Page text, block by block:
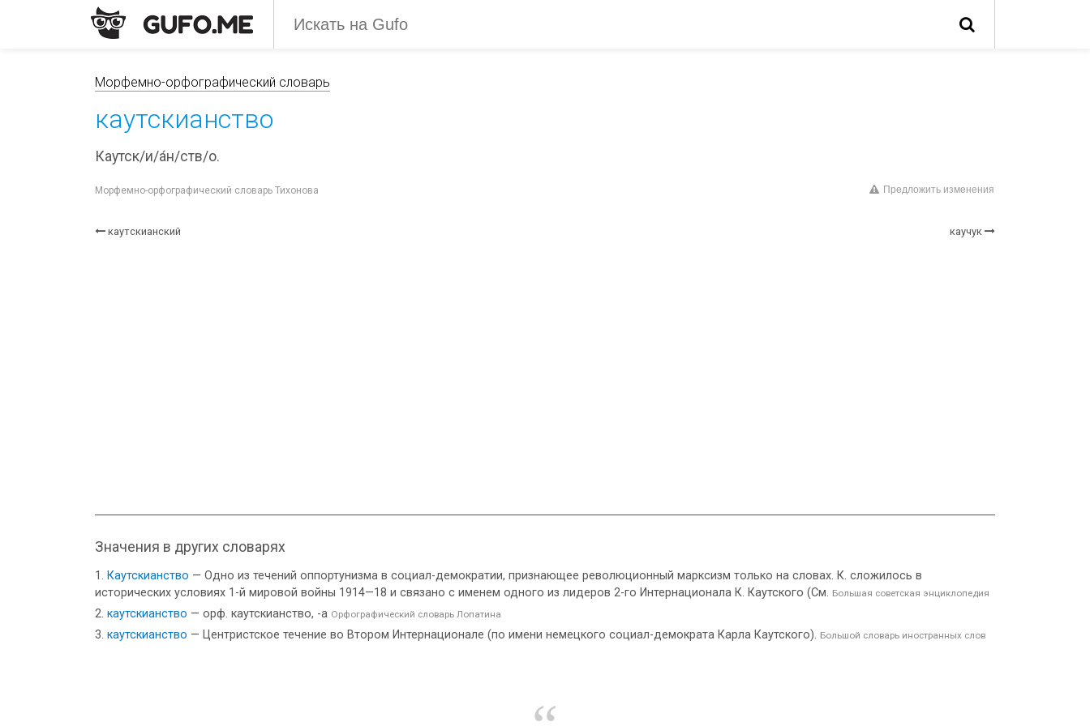
Морфемно-орфографический словарь
каутскианство
Каутск/и/а́н/ств/о.
Морфемно-орфографический словарь Тихонова Предложить изменения
каутскианский каучук
Значения в других словарях
Каутскианство — Одно из течений оппортунизма в социал-демократии, признающее революционный марксизм только на словах. К. сложилось в
исторических условиях 1-й мировой войны 1914—18 и связано с именем одного из лидеров 2-го Интернационала К. Каутского (См. Большая советская энциклопедия
каутскианство — орф. каутскианство, -а Орфографический словарь Лопатина
каутскианство — Центристское течение во Втором Интернационале (по имени немецкого социал-демократа Карла Каутского). Большой словарь иностранных слов